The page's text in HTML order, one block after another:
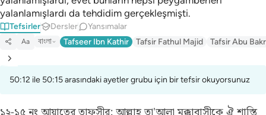
yalanlamışlardı da tehdidim gerçekleşmişti.
Tefsirler Dersler Yansımalar
Aa বাংলা Tafseer Ibn Kathir Tafsir Fathul Majid Tafsir Abu
50:12 ile 50:15 arasındaki ayetler grubu için bir tefsir okuyorsunuz